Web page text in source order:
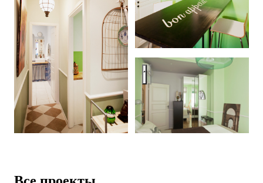
Letters, robots and frogs